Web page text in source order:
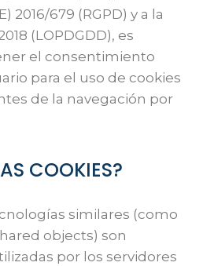
2016/679 (RGPD) y a la
(LOPDGDD), es
el consentimiento
para el uso de cookies
de la navegación por
COOKIES?
similares (como
objects) son
por los servidores